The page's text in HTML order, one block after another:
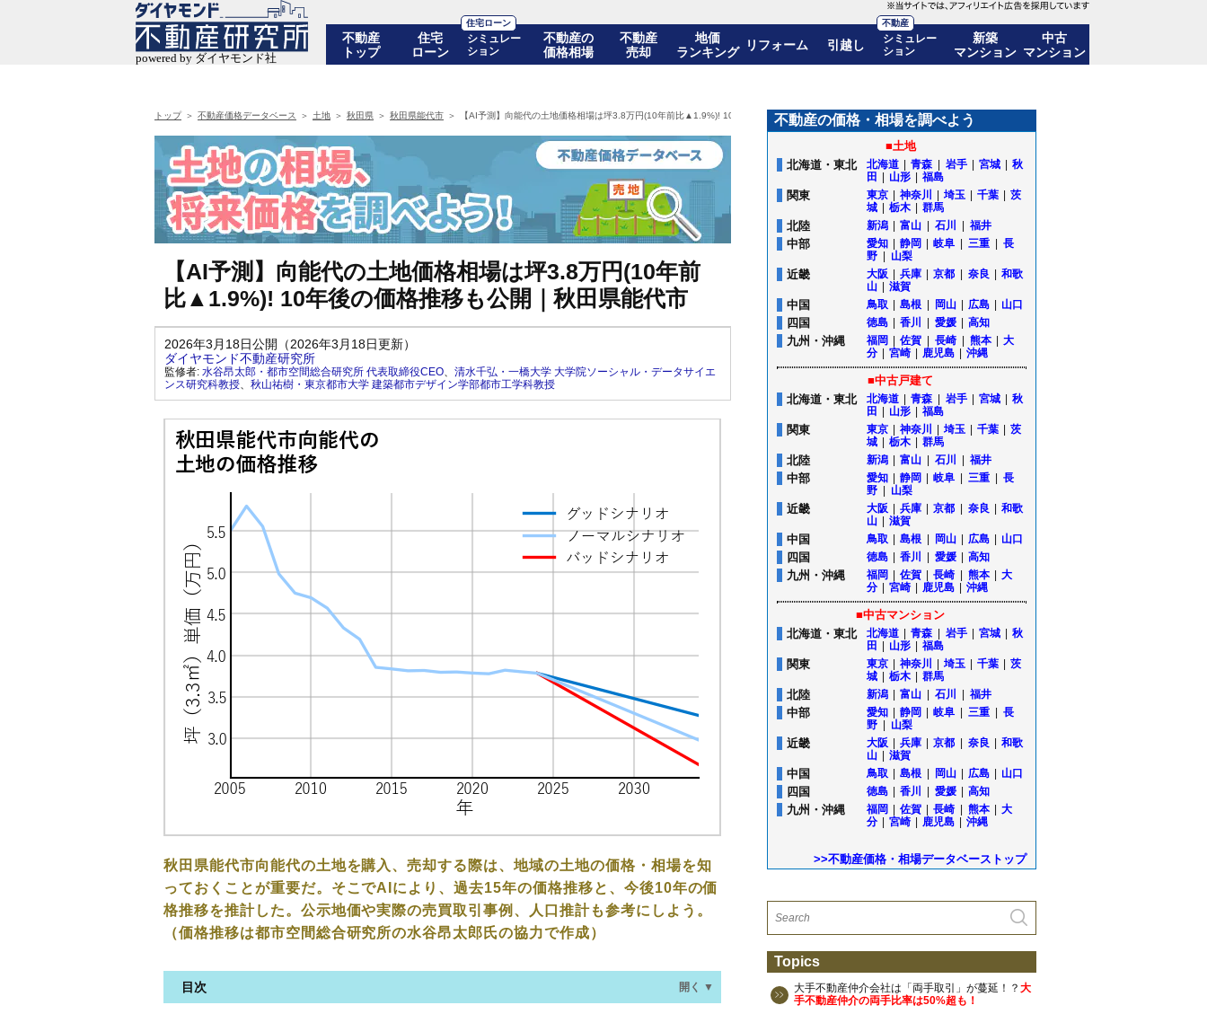
不動産
トップ
住宅
ローン
住宅ローン
シミュレー
ション
不動産の
価格相場
不動産
売却
地価
ランキング
リフォーム 引越し
不動産
シミュレー
ション
新築
マンション
中古
マンション
トップ 不動産価格データベース 土地 秋田県 秋田県能代市 【AI予測】向能代の土地価格相場は坪3.8万円(10年前比▲1.9%)! 10年後の価格推移も公開｜秋田県能代市
【AI予測】向能代の土地価格相場は坪3.8万円(10年前
比▲1.9%)! 10年後の価格推移も公開｜秋田県能代市
2026年3月18日公開（2026年3月18日更新）
ダイヤモンド不動産研究所
監修者: 水谷昂太郎・都市空間総合研究所 代表取締役CEO、 清水千弘・一橋大学 大学院ソーシャル・データサイエ
ンス研究科教授、 秋山祐樹・東京都市大学 建築都市デザイン学部都市工学科教授
秋田県能代市向能代の土地を購入、売却する際は、地域の土地の価格・相場を知
っておくことが重要だ。そこでAIにより、過去15年の価格推移と、今後10年の価
格推移を推計した。公示地価や実際の売買取引事例、人口推計も参考にしよう。
（価格推移は都市空間総合研究所の水谷昂太郎氏の協力で作成）
目次 開く ▼
不動産の価格・相場を調べよう
■土地
北海道・東北
北海道 青森 岩手 宮城
秋
田
山形 福島
関東 東京 神奈川 埼玉 千葉
茨
城
栃木 群馬
北陸 新潟 富山 石川 福井
中部 愛知 静岡 岐阜 三重
長
野
山梨
近畿 大阪 兵庫 京都 奈良
和歌
山
滋賀
中国 鳥取 島根 岡山 広島 山口
四国 徳島 香川 愛媛 高知
九州・沖縄 福岡 佐賀 長崎 熊本
大
分
宮崎 鹿児島 沖縄
■中古戸建て
北海道・東北
北海道 青森 岩手 宮城
秋
田
山形 福島
関東 東京 神奈川 埼玉 千葉
茨
城
栃木 群馬
北陸 新潟 富山 石川 福井
中部 愛知 静岡 岐阜 三重
長
野
山梨
近畿 大阪 兵庫 京都 奈良
和歌
山
滋賀
中国 鳥取 島根 岡山 広島 山口
四国 徳島 香川 愛媛 高知
九州・沖縄 福岡 佐賀 長崎 熊本
大
分
宮崎 鹿児島 沖縄
■中古マンション
北海道・東北
北海道 青森 岩手 宮城
秋
田
山形 福島
関東 東京 神奈川 埼玉 千葉
茨
城
栃木 群馬
北陸 新潟 富山 石川 福井
中部 愛知 静岡 岐阜 三重
長
野
山梨
近畿 大阪 兵庫 京都 奈良
和歌
山
滋賀
中国 鳥取 島根 岡山 広島 山口
四国 徳島 香川 愛媛 高知
九州・沖縄 福岡 佐賀 長崎 熊本
大
分
宮崎 鹿児島 沖縄
>>不動産価格・相場データベーストップ
Topics
大手不動産仲介会社は「両手取引」が蔓延！？ 大
手不動産仲介の両手比率は50%超も！